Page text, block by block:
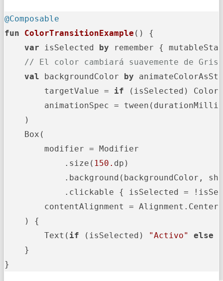
@Composable
fun
ColorTransitionExample ()
{
var isSelected by remember {
// El color cambiará suavemente de Gris
val backgroundColor by
        targetValue =
if (isSelected) Color(
animationSpec =
    )
    Box(
        modifier = Modifier
            .size(
150. dp)
.background(backgroundColor,
.clickable { isSelected =
        contentAlignment = Alignment.Center
    ) {
        Text(
if (isSelected) "Activo" else
    }
}